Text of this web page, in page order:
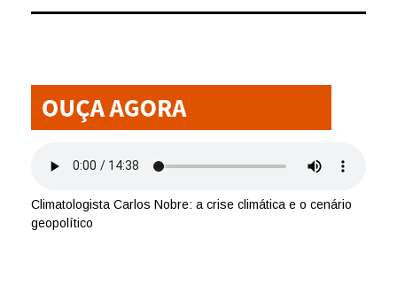
Climatologista Carlos Nobre: a crise climática e o cenário
geopolítico